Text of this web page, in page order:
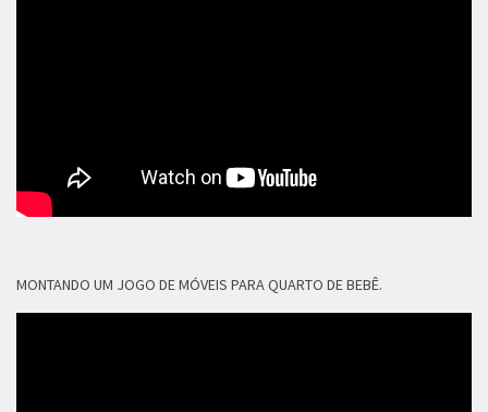
MONTANDO UM JOGO DE MÓVEIS PARA QUARTO DE BEBÊ.